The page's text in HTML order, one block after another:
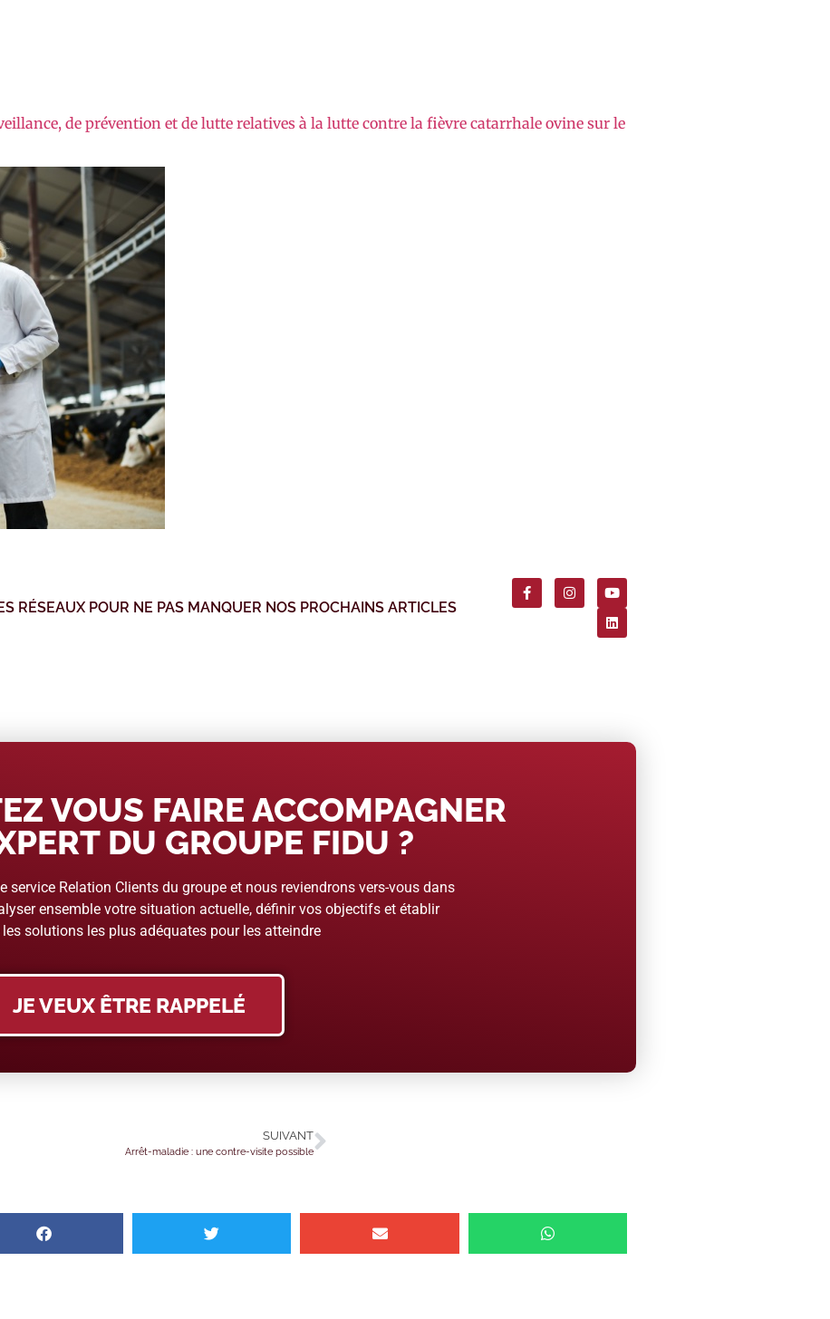
de prévention et de lutte relatives à la lutte contre la fièvre catarrhale ovine sur le
RÉSEAUX POUR NE PAS MANQUER NOS PROCHAINS ARTICLES
VOUS FAIRE ACCOMPAGNER
DU GROUPE FIDU ?
service Relation Clients du groupe et nous reviendrons vers-vous dans
ensemble votre situation actuelle, définir vos objectifs et établir
solutions les plus adéquates pour les atteindre
JE VEUX ÊTRE RAPPELÉ
SUIVANT
Arrêt-maladie : une contre-visite possible